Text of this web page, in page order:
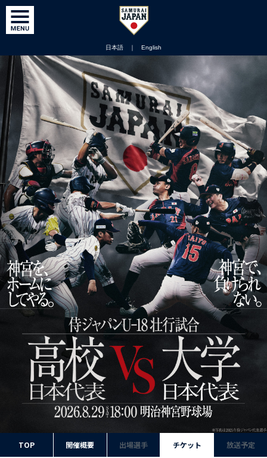
日本語 ｜ English
TOP 開催概要 出場選手 チケット 放送予定